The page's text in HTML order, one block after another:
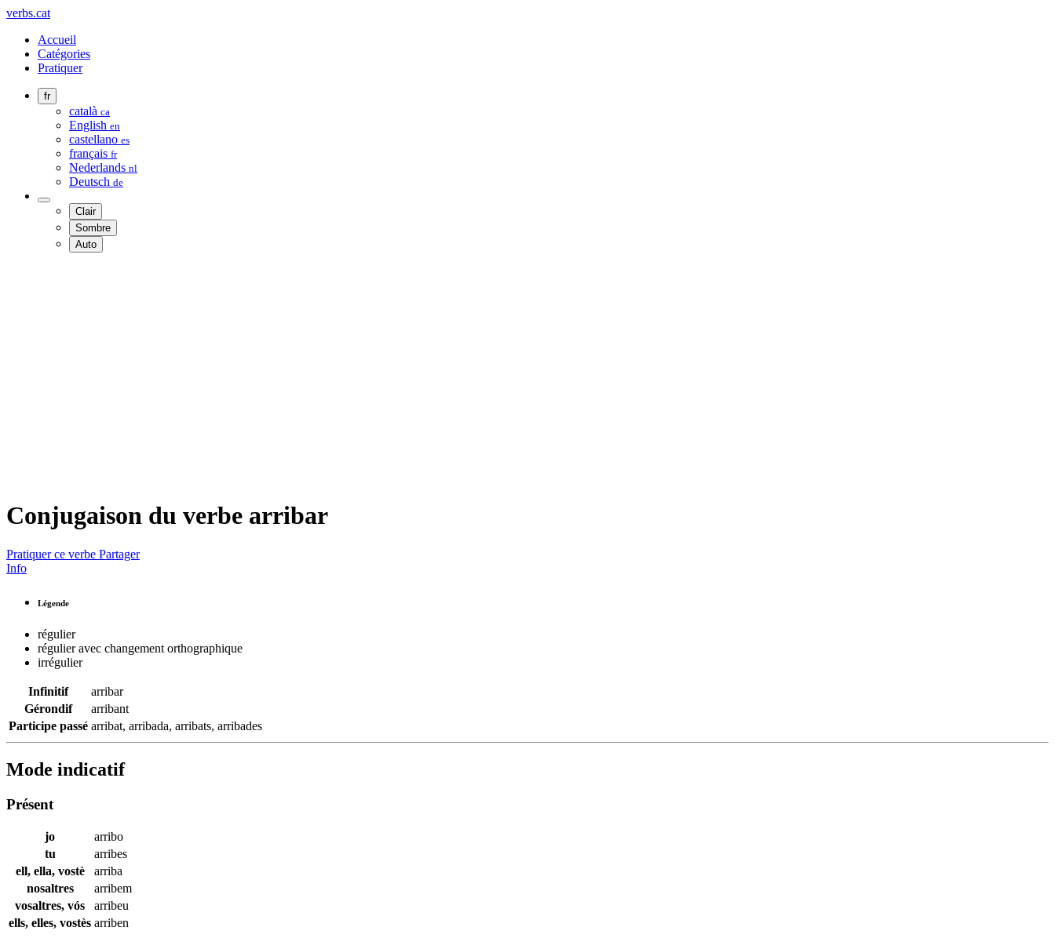
verbs.cat
Accueil
Catégories
Pratiquer
fr
català ca
English en
castellano es
français fr
Nederlands nl
Deutsch de
Clair
Sombre
Auto
Conjugaison du verbe arribar
Pratiquer ce verbe Partager
Info
Légende
régulier
régulier avec changement orthographique
irrégulier
Infinitif
arribar
Gérondif
arribant
Participe passé arribat, arribada, arribats, arribades
Mode indicatif
Présent
jo
arribo
tu
arribes
ell, ella, vostè
arriba
nosaltres
arribem
vosaltres, vós
arribeu
ells, elles, vostès arriben